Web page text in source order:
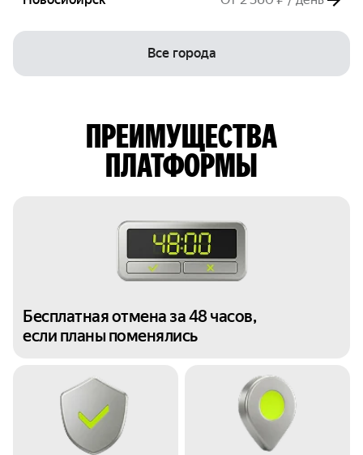
Все города
ПРЕИМУЩЕСТВА
ПЛАТФОРМЫ
Бесплатная отмена за 48 часов,
если планы поменялись